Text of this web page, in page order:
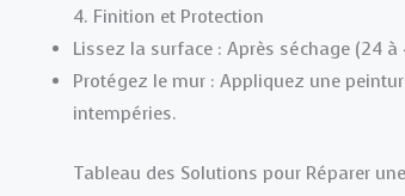
4. Finition et Protection
Lissez la surface : Après séchage (24
Protégez le mur : Appliquez une
intempéries.
Tableau des Solutions pour Réparer